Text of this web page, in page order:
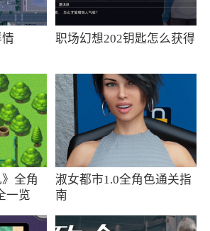
是一款强大实用的拍照类app，
仅能够一键识别人脸，同时七
操作简便，小白也能轻松使用
是一款非常不错的拍摄美颜工
的照片，有多种拍照模式如暖
、冷色相机，照亮你的美，软
纸和各种类型的滤镜，丰富的
，让你的照片更美观，更带感
职场幻想202钥匙怎么获得
》全角
一览
淑女都市1.0全角色通关指
南